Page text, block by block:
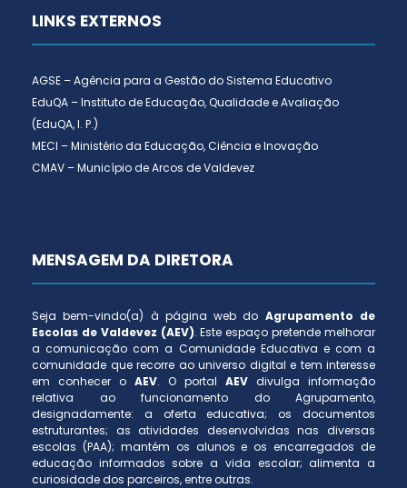
LINKS EXTERNOS
AGSE – Agência para a Gestão do Sistema Educativo
EduQA – Instituto de Educação, Qualidade e Avaliação
(EduQA, I. P.)
MECI – Ministério da Educação, Ciência e Inovação
CMAV – Município de Arcos de Valdevez
MENSAGEM DA DIRETORA
Seja bem-vindo(a) à página web do Agrupamento de
Escolas de Valdevez (AEV). Este espaço pretende melhorar
a comunicação com a Comunidade Educativa e com a
comunidade que recorre ao universo digital e tem interesse
em conhecer o AEV. O portal AEV divulga informação
relativa ao funcionamento do Agrupamento,
designadamente: a oferta educativa; os documentos
estruturantes; as atividades desenvolvidas nas diversas
escolas (PAA); mantém os alunos e os encarregados de
educação informados sobre a vida escolar; alimenta a
curiosidade dos parceiros, entre outras.